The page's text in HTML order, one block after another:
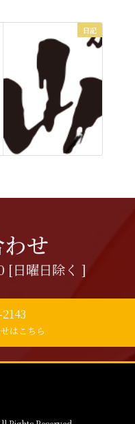
日記
せ
[日曜日除く ]
はこちら